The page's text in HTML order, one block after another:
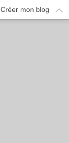
Créer mon blog